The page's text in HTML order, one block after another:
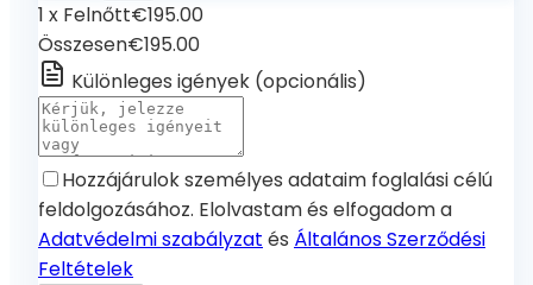
1 x Felnőtt€195.00
Összesen€195.00
Különleges igények (opcionális)
Hozzájárulok személyes adataim foglalási célú
feldolgozásához. Elolvastam és elfogadom a
Adatvédelmi szabályzat és Általános Szerződési
Feltételek